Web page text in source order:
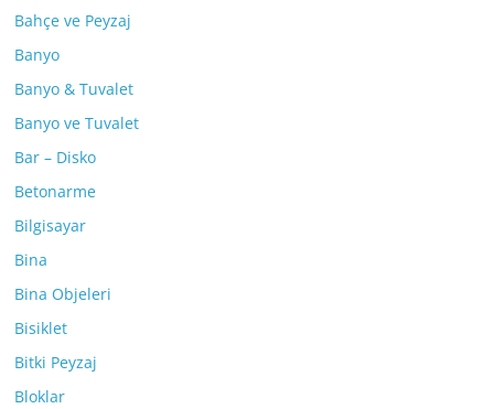
Bahçe ve Peyzaj
Banyo
Banyo & Tuvalet
Banyo ve Tuvalet
Bar – Disko
Betonarme
Bilgisayar
Bina
Bina Objeleri
Bisiklet
Bitki Peyzaj
Bloklar